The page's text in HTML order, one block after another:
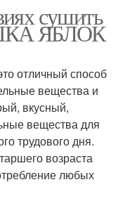
сушить
ЯБЛОК
отличный способ
вещества и
вкусный,
вещества для
трудового дня.
возраста
любых